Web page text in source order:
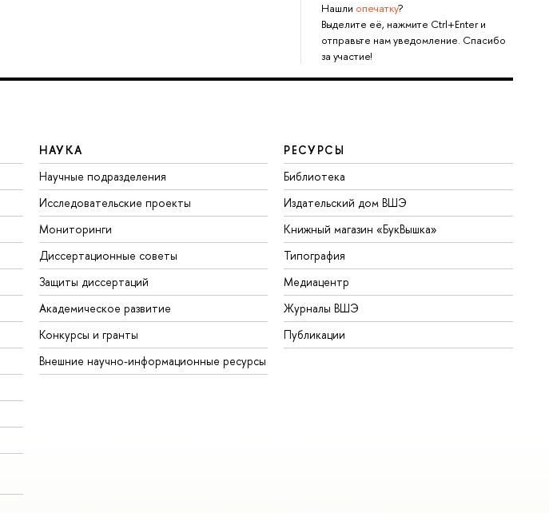
Нашли опечатку?
Выделите её, нажмите Ctrl+Enter и
отправьте нам уведомление. Спасибо
за участие!
НАУКА
Научные подразделения
Исследовательские проекты
Мониторинги
Диссертационные советы
Защиты диссертаций
Академическое развитие
Конкурсы и гранты
Внешние научно-информационные ресурсы
РЕСУРСЫ
Библиотека
Издательский дом ВШЭ
Книжный магазин «БукВышка»
Типография
Медиацентр
Журналы ВШЭ
Публикации